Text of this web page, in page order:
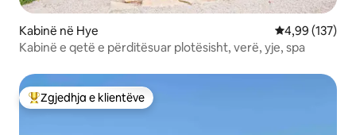
Kabinë në Hye Vlerësimi
4,99 (137)
Kabinë e qetë e përditësuar plotësisht, verë, yje, spa
Më të mirat e zgjedhjeve të klientëve
Zgjedhja e klientëve